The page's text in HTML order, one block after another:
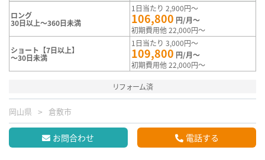
ロング
30日以上～360日未満
1日当たり 2,900円～
106,800 円/月～
初期費用他 22,000円～
ショート【7日以上】
～30日未満
1日当たり 3,000円～
109,800 円/月～
初期費用他 22,000円～
リフォーム済
岡山県 倉敷市
お問合わせ 電話する